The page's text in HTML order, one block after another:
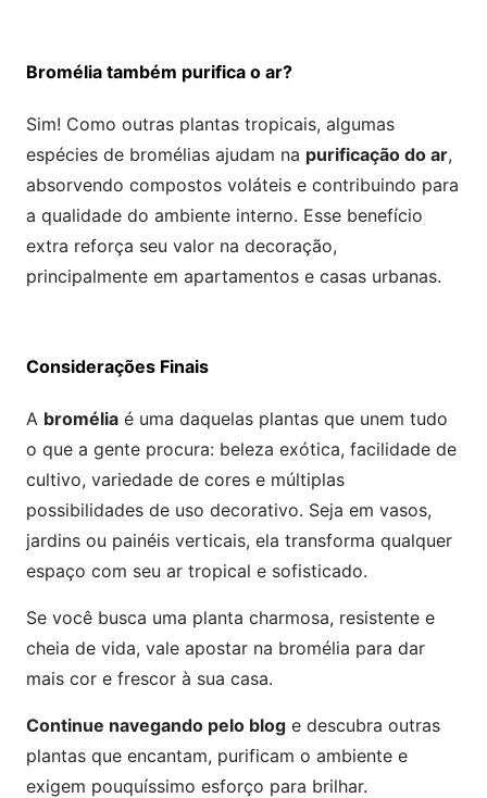
Bromélia também purifica o ar?
Sim! Como outras plantas tropicais, algumas
espécies de bromélias ajudam na purificação do ar,
absorvendo compostos voláteis e contribuindo para
a qualidade do ambiente interno. Esse benefício
extra reforça seu valor na decoração,
principalmente em apartamentos e casas urbanas.
Considerações Finais
A bromélia é uma daquelas plantas que unem tudo
o que a gente procura: beleza exótica, facilidade de
cultivo, variedade de cores e múltiplas
possibilidades de uso decorativo. Seja em vasos,
jardins ou painéis verticais, ela transforma qualquer
espaço com seu ar tropical e sofisticado.
Se você busca uma planta charmosa, resistente e
cheia de vida, vale apostar na bromélia para dar
mais cor e frescor à sua casa.
Continue navegando pelo blog e descubra outras
plantas que encantam, purificam o ambiente e
exigem pouquíssimo esforço para brilhar.